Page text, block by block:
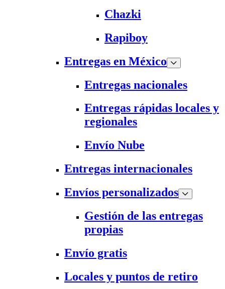
Chazki
Rapiboy
Entregas en México
Entregas nacionales
Entregas rápidas locales y
regionales
Envío Nube
Entregas internacionales
Envíos personalizados
Gestión de las entregas
propias
Envío gratis
Locales y puntos de retiro